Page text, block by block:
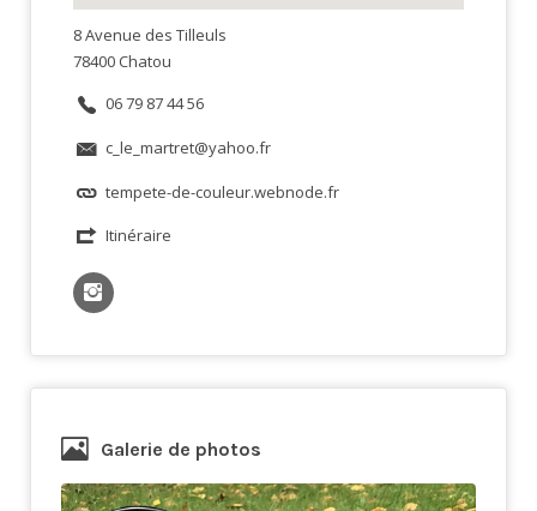
8 Avenue des Tilleuls
78400 Chatou
06 79 87 44 56
c_le_martret@yahoo.fr
tempete-de-couleur.webnode.fr
Itinéraire
Galerie de photos